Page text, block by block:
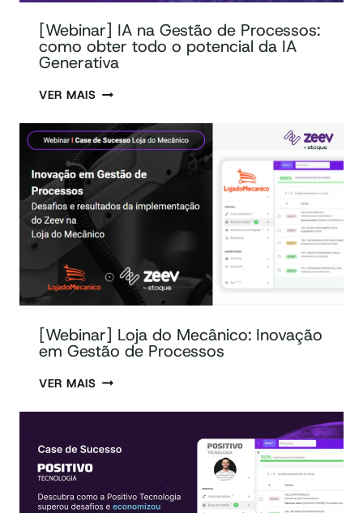
[Webinar] IA na Gestão de Processos:
como obter todo o potencial da IA
Generativa
VER MAIS
[Webinar] Loja do Mecânico: Inovação
em Gestão de Processos
VER MAIS